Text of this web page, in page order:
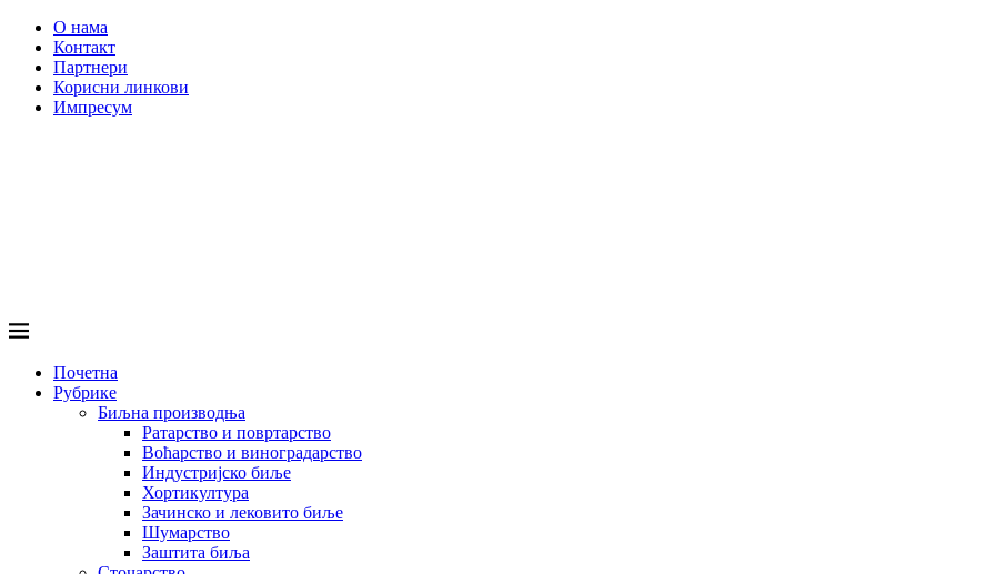
О нама
Контакт
Партнери
Корисни линкови
Импресум
Почетна
Рубрике
Биљна производња
Ратарство и повртарство
Воћарство и виноградарство
Индустријско биље
Хортикултура
Зачинско и лековито биље
Шумарство
Заштита биља